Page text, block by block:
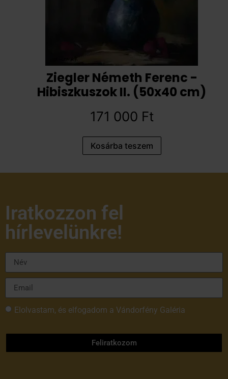
Ziegler Németh Ferenc -
Hibiszkuszok II. (50x40 cm)
171 000 Ft
Kosárba teszem
Iratkozzon fel
hírlevelünkre!
Elolvastam, és elfogadom a Vándorfény Galéria
Feliratkozom